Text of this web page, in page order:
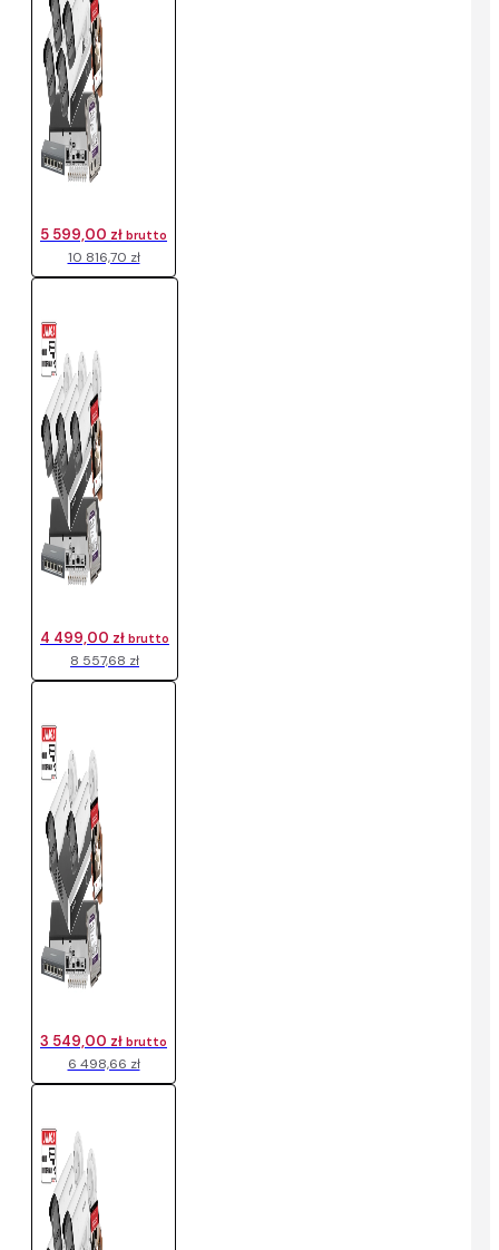
10 816,70 zł
5 599,00 zł brutto
8 557,68 zł
4 499,00 zł brutto
6 498,66 zł
3 549,00 zł brutto